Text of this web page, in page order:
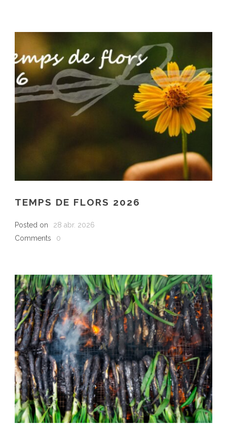
TEMPS DE FLORS 2026
Posted on
28 abr. 2026
Comments
0